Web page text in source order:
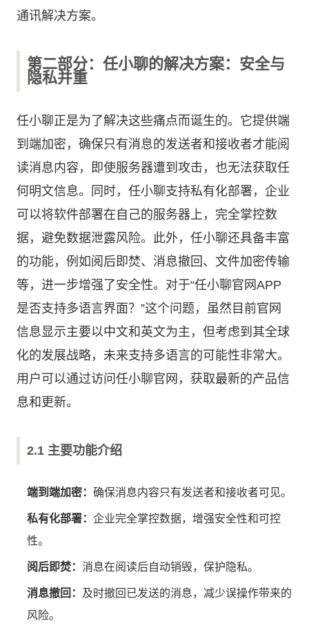
通讯解决方案。
第二部分：任小聊的解决方案：安全与
隐私并重
任小聊正是为了解决这些痛点而诞生的。它提供端
到端加密，确保只有消息的发送者和接收者才能阅
读消息内容，即使服务器遭到攻击，也无法获取任
何明文信息。同时，任小聊支持私有化部署，企业
可以将软件部署在自己的服务器上，完全掌控数
据，避免数据泄露风险。此外，任小聊还具备丰富
的功能，例如阅后即焚、消息撤回、文件加密传输
等，进一步增强了安全性。对于“任小聊官网APP
是否支持多语言界面？”这个问题，虽然目前官网
信息显示主要以中文和英文为主，但考虑到其全球
化的发展战略，未来支持多语言的可能性非常大。
用户可以通过访问 任小聊官网 ，获取最新的产品信
息和更新。
2.1 主要功能介绍
端到端加密： 确保消息内容只有发送者和接收者可见。
私有化部署： 企业完全掌控数据，增强安全性和可控
性。
阅后即焚： 消息在阅读后自动销毁，保护隐私。
消息撤回： 及时撤回已发送的消息，减少误操作带来的
风险。